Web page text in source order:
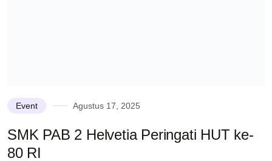
Event Agustus 17, 2025
SMK PAB 2 Helvetia Peringati HUT ke-
80 RI